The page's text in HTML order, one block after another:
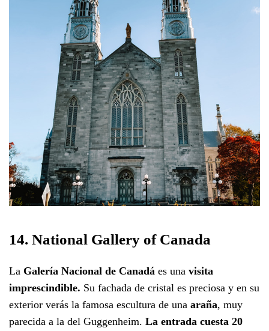
14. National Gallery of Canada
La Galería Nacional de Canadá es una visita
imprescindible. Su fachada de cristal es preciosa y en su
exterior verás la famosa escultura de una araña, muy
parecida a la del Guggenheim. La entrada cuesta 20